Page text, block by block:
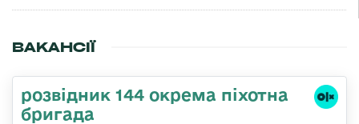
ВАКАНСІЇ
розвідник 144 окрема піхотна
бригада